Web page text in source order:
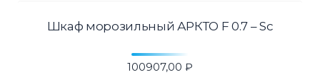
Шкаф морозильный АРКТО F 0.7 – Sc
100907,00 ₽